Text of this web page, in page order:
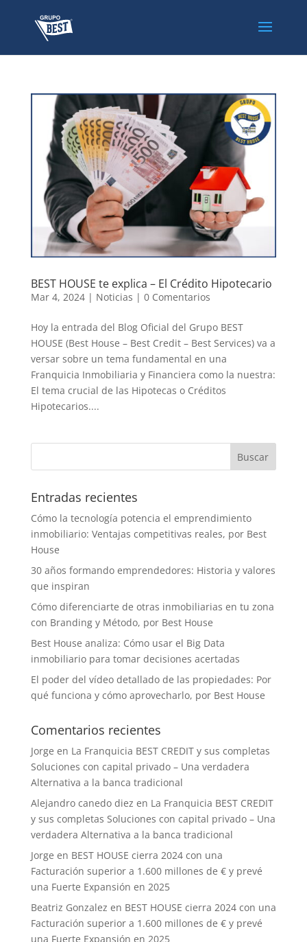
BEST HOUSE te explica – El Crédito Hipotecario
Mar 4, 2024| Noticias | 0 Comentarios
Hoy la entrada del Blog Oficial del Grupo BEST
HOUSE (Best House – Best Credit – Best Services) va a
versar sobre un tema fundamental en una
Franquicia Inmobiliaria y Financiera como la nuestra:
El tema crucial de las Hipotecas o Créditos
Hipotecarios....
Entradas recientes
Cómo la tecnología potencia el emprendimiento
inmobiliario: Ventajas competitivas reales, por Best
House
30 años formando emprendedores: Historia y valores
que inspiran
Cómo diferenciarte de otras inmobiliarias en tu zona
con Branding y Método, por Best House
Best House analiza: Cómo usar el Big Data
inmobiliario para tomar decisiones acertadas
El poder del vídeo detallado de las propiedades: Por
qué funciona y cómo aprovecharlo, por Best House
Comentarios recientes
Jorge en La Franquicia BEST CREDIT y sus completas
Soluciones con capital privado – Una verdadera
Alternativa a la banca tradicional
Alejandro canedo diez en La Franquicia BEST CREDIT
y sus completas Soluciones con capital privado – Una
verdadera Alternativa a la banca tradicional
Jorge en BEST HOUSE cierra 2024 con una
Facturación superior a 1.600 millones de € y prevé
una Fuerte Expansión en 2025
Beatriz Gonzalez en BEST HOUSE cierra 2024 con una
Facturación superior a 1.600 millones de € y prevé
una Fuerte Expansión en 2025